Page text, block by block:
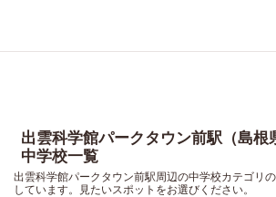
出雲科学館パークタウン前駅（島根
中学校一覧
出雲科学館パークタウン前駅周辺の中学校カテゴリ
しています。見たいスポットをお選びください。
6